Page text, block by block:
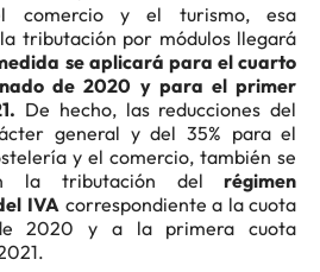
comercio y el turismo, esa
tributación por módulos llegará
se aplicará para el cuarto
de 2020 y para el primer
De hecho, las reducciones del
general y del 35% para el
y el comercio, también se
la tributación delrégimen
IVAcorrespondiente a la cuota
2020 y a la primera cuota